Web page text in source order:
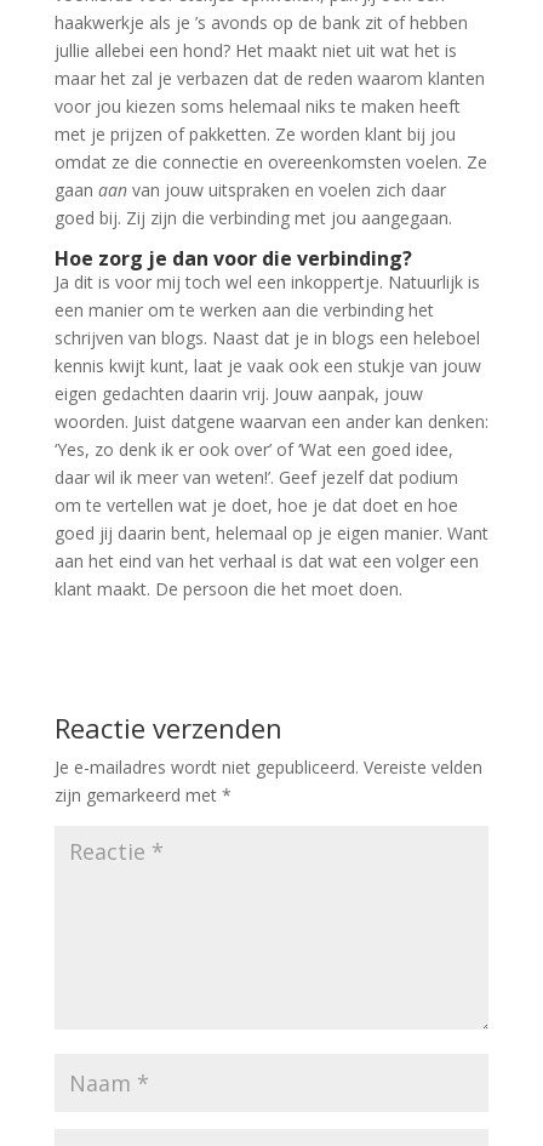
haakwerkje als je ’s avonds op de bank zit of hebben
jullie allebei een hond? Het maakt niet uit wat het is
maar het zal je verbazen dat de reden waarom klanten
voor jou kiezen soms helemaal niks te maken heeft
met je prijzen of pakketten. Ze worden klant bij jou
omdat ze die connectie en overeenkomsten voelen. Ze
gaan aanvan jouw uitspraken en voelen zich daar
goed bij. Zij zijn die verbinding met jou aangegaan.
Hoe zorg je dan voor die verbinding?
Ja dit is voor mij toch wel een inkoppertje. Natuurlijk is
een manier om te werken aan die verbinding het
schrijven van blogs. Naast dat je in blogs een heleboel
kennis kwijt kunt, laat je vaak ook een stukje van jouw
eigen gedachten daarin vrij. Jouw aanpak, jouw
woorden. Juist datgene waarvan een ander kan denken:
‘Yes, zo denk ik er ook over’ of ‘Wat een goed idee,
daar wil ik meer van weten!’. Geef jezelf dat podium
om te vertellen wat je doet, hoe je dat doet en hoe
goed jij daarin bent, helemaal op je eigen manier. Want
aan het eind van het verhaal is dat wat een volger een
klant maakt. De persoon die het moet doen.
Reactie verzenden
Je e-mailadres wordt niet gepubliceerd. Vereiste velden
zijn gemarkeerd met *